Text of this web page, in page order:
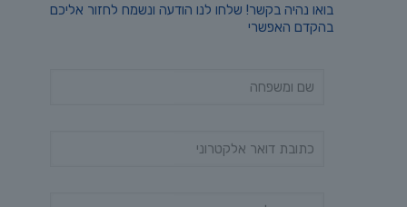
בואו נהיה בקשר! שלחו לנו הודעה ונשמח לחזור אליכם
בהקדם האפשרי